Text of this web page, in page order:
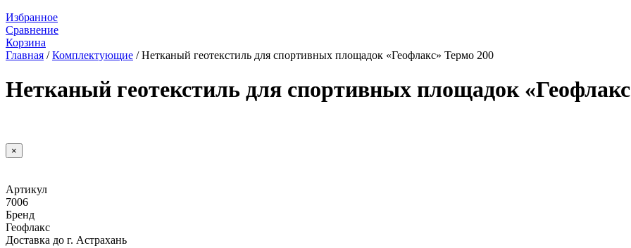
Избранное
Сравнение
Корзина
Главная /Комплектующие /Нетканый геотекстиль для спортивных площадок «Геофлакс» Термо 200
Нетканый геотекстиль для спортивных площадок
×
Артикул
7006
Бренд
Геофлакс
Доставка до г. Астрахань